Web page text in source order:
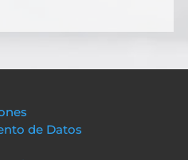
de Datos